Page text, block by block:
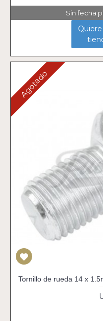
Sin fecha
Agotado
Tornillo de rueda 14 x